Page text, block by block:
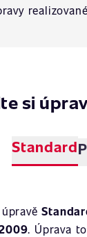
si
Standard
úpravě
. Úprava